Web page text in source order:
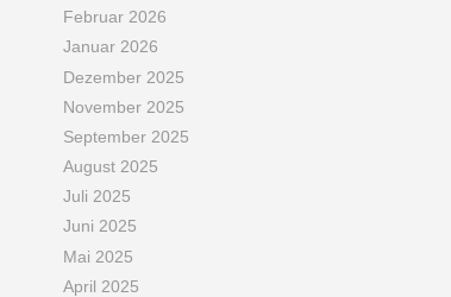
Februar 2026
Januar 2026
Dezember 2025
November 2025
September 2025
August 2025
Juli 2025
Juni 2025
Mai 2025
April 2025